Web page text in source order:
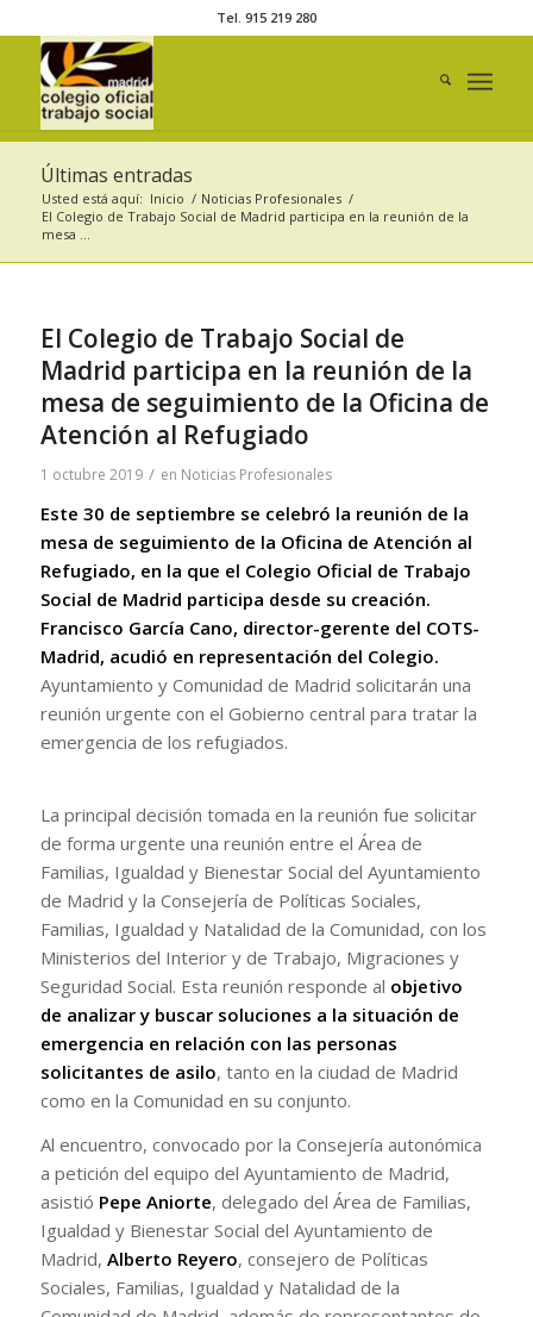
Tel. 915 219 280
Últimas entradas
Usted está aquí: Inicio / Noticias Profesionales /
El Colegio de Trabajo Social de Madrid participa en la reunión de la
mesa ...
El Colegio de Trabajo Social de
Madrid participa en la reunión de la
mesa de seguimiento de la Oficina de
Atención al Refugiado
1 octubre 2019 / en Noticias Profesionales
Este 30 de septiembre se celebró la reunión de la
mesa de seguimiento de la Oficina de Atención al
Refugiado, en la que el Colegio Oficial de Trabajo
Social de Madrid participa desde su creación.
Francisco García Cano, director-gerente del COTS-
Madrid, acudió en representación del Colegio.
Ayuntamiento y Comunidad de Madrid solicitarán una
reunión urgente con el Gobierno central para tratar la
emergencia de los refugiados.
La principal decisión tomada en la reunión fue solicitar
de forma urgente una reunión entre el Área de
Familias, Igualdad y Bienestar Social del Ayuntamiento
de Madrid y la Consejería de Políticas Sociales,
Familias, Igualdad y Natalidad de la Comunidad, con los
Ministerios del Interior y de Trabajo, Migraciones y
Seguridad Social. Esta reunión responde al objetivo
de analizar y buscar soluciones a la situación de
emergencia en relación con las personas
solicitantes de asilo, tanto en la ciudad de Madrid
como en la Comunidad en su conjunto.
Al encuentro, convocado por la Consejería autonómica
a petición del equipo del Ayuntamiento de Madrid,
asistió Pepe Aniorte, delegado del Área de Familias,
Igualdad y Bienestar Social del Ayuntamiento de
Madrid, Alberto Reyero, consejero de Políticas
Sociales, Familias, Igualdad y Natalidad de la